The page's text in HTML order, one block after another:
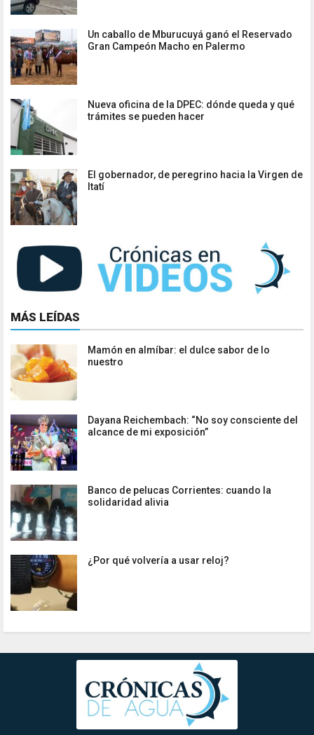
Un caballo de Mburucuyá ganó el Reservado
Gran Campeón Macho en Palermo
Nueva oficina de la DPEC: dónde queda y qué
trámites se pueden hacer
El gobernador, de peregrino hacia la Virgen de
Itatí
MÁS LEÍDAS
Mamón en almíbar: el dulce sabor de lo
nuestro
Dayana Reichembach: “No soy consciente del
alcance de mi exposición”
Banco de pelucas Corrientes: cuando la
solidaridad alivia
¿Por qué volvería a usar reloj?